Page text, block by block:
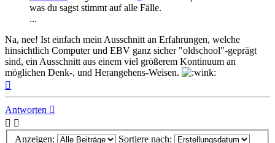
was du sagst stimmt auf alle Fälle.
...
Na, nee! Ist einfach mein Ausschnitt an Erfahrungen, welche
hinsichtlich Computer und EBV ganz sicher "oldschool"-geprägt
sind, ein Ausschnitt aus einem viel größerem Kontinuum an
möglichen Denk-, und Herangehens-Weisen.
Antworten
Anzeigen:
Sortiere nach: